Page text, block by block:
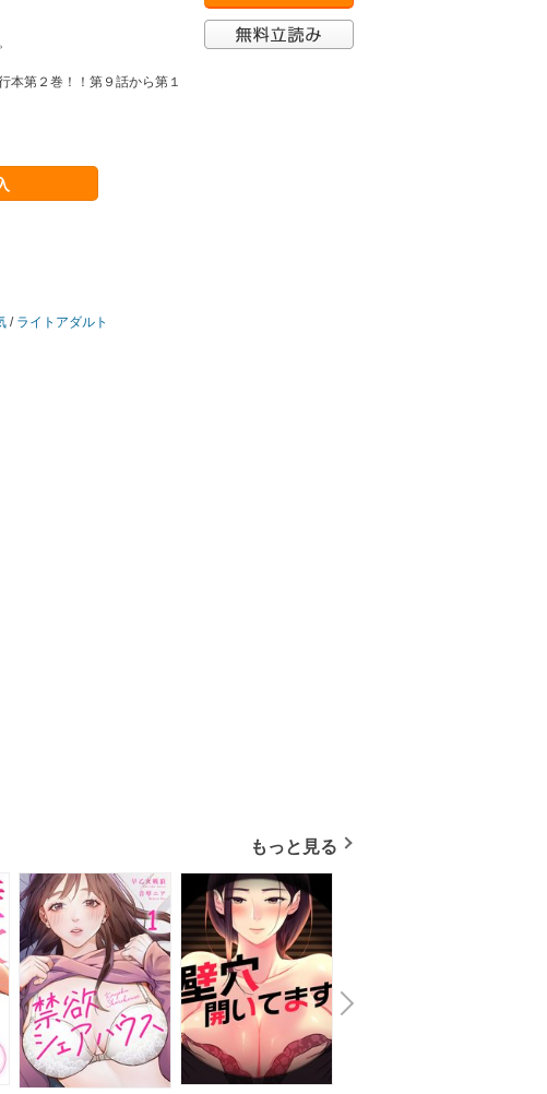
本第２巻！！第９話から第１
/ ライトアダルト
もっと見る
N
e
x
t